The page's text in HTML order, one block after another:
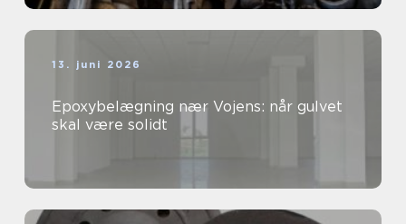
13. juni 2026
Epoxybelægning nær Vojens: når gulvet
skal være solidt